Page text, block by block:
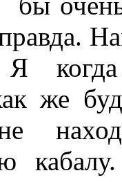
Я
как же